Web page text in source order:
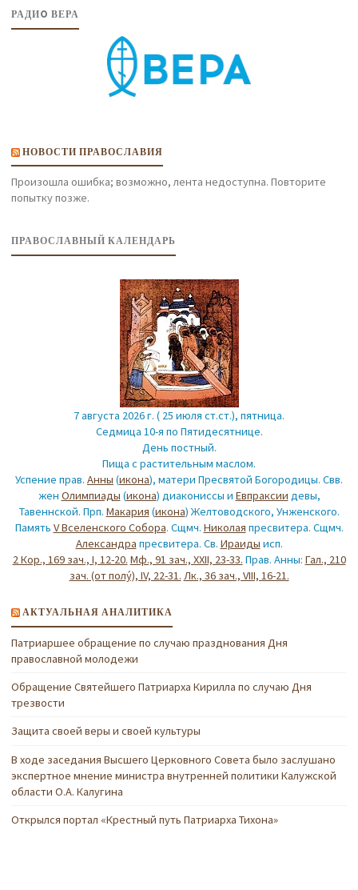
РАДИO ВЕРА
НОВОСТИ ПРАВОСЛАВИЯ
Произошла ошибка; возможно, лента недоступна. Повторите
попытку позже.
ПРАВОСЛАВНЫЙ КАЛЕНДАРЬ
7 августа 2026 г. ( 25 июля ст.ст.), пятница.
Седмица 10-я по Пятидесятнице.
День постный.
Пища с растительным маслом.
Успение прав. Анны (икона), матери Пресвятой Богородицы. Свв.
жен Олимпиады (икона) диакониссы и Евпраксии девы,
Тавеннской. Прп. Макария (икона) Желтоводского, Унженского.
Память V Вселенского Собора. Сщмч. Николая пресвитера. Сщмч.
Александра пресвитера. Св. Ираиды исп.
2 Кор., 169 зач., I, 12-20. Мф., 91 зач., XXII, 23-33. Прав. Анны: Гал., 210
зач. (от полу́), IV, 22-31. Лк., 36 зач., VIII, 16-21.
АКТУАЛЬНАЯ АНАЛИТИКА
Патриаршее обращение по случаю празднования Дня
православной молодежи
Обращение Святейшего Патриарха Кирилла по случаю Дня
трезвости
Защита своей веры и своей культуры
В ходе заседания Высшего Церковного Совета было заслушано
экспертное мнение министра внутренней политики Калужской
области О.А. Калугина
Открылся портал «Крестный путь Патриарха Тихона»